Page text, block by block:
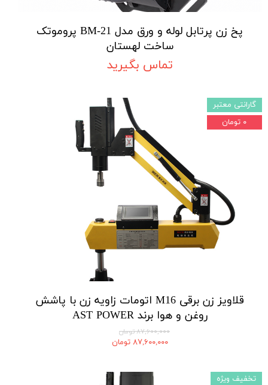
پخ زن پرتابل لوله و ورق مدل BM-21 پروموتک
ساخت لهستان
تماس بگیرید
قلاویز زن برقی M16 اتومات زاویه زن با پاشش
روغن و هوا برند AST POWER
۸۷,۶۰۰,۰۰۰ تومان
۸۷,۶۰۰,۰۰۰ تومان
گارانتی معتبر
۰ تومان
تخفیف ویژه